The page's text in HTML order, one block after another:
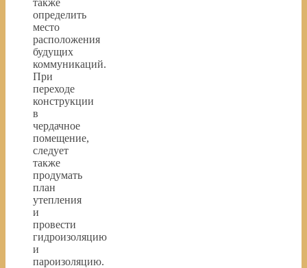
определить
место
расположения
будущих
коммуникаций.
При
переходе
конструкции
в
чердачное
помещение,
следует
также
продумать
план
утепления
и
провести
гидроизоляцию
и
пароизоляцию.